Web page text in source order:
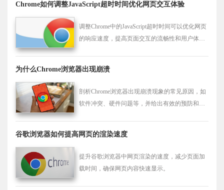
Chrome如何调整JavaScript超时时间优化网页交互体验
调整Chrome中的JavaScript超时时间可以优化网页
的响应速度，提高页面交互的流畅性和用户体
为什么Chrome浏览器出现崩溃
剖析Chrome浏览器出现崩溃现象的常见原因，如
软件冲突、硬件问题等，并给出有效的预防和解
谷歌浏览器如何提高网页的渲染速度
提升谷歌浏览器中网页渲染的速度，减少页面加
载时间，确保网页内容快速显示。